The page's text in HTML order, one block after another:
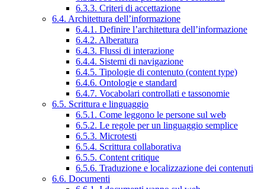
6.3.3. Criteri di accettazione
6.4. Architettura dell’informazione
6.4.1. Definire l’architettura dell’informazione
6.4.2. Alberatura
6.4.3. Flussi di interazione
6.4.4. Sistemi di navigazione
6.4.5. Tipologie di contenuto (content type)
6.4.6. Ontologie e standard
6.4.7. Vocabolari controllati e tassonomie
6.5. Scrittura e linguaggio
6.5.1. Come leggono le persone sul web
6.5.2. Le regole per un linguaggio semplice
6.5.3. Microtesti
6.5.4. Scrittura collaborativa
6.5.5. Content critique
6.5.6. Traduzione e localizzazione dei contenuti
6.6. Documenti